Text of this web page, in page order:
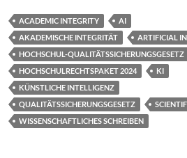
e
b
o
o
k
to
d
o
n
ail le
n
ACADEMIC INTEGRITY
AI
AKADEMISCHE INTEGRITÄT
ARTIFICIAL
HOCHSCHUL-QUALITÄTSSICHERUNGSGESETZ
HOCHSCHULRECHTSPAKET 2024
KI
KÜNSTLICHE INTELLIGENZ
QUALITÄTSSICHERUNGSGESETZ
WISSENSCHAFTLICHES SCHREIBEN